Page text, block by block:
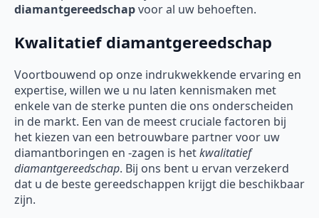
diamantgereedschapvoor al uw behoeften.
Kwalitatief diamantgereedschap
Voortbouwend op onze indrukwekkende ervaring en
expertise, willen we u nu laten kennismaken met
enkele van de sterke punten die ons onderscheiden
in de markt. Een van de meest cruciale factoren bij
het kiezen van een betrouwbare partner voor uw
diamantboringen en -zagen is hetkwalitatief
diamantgereedschap. Bij ons bent u ervan verzekerd
dat u de beste gereedschappen krijgt die beschikbaar
zijn.